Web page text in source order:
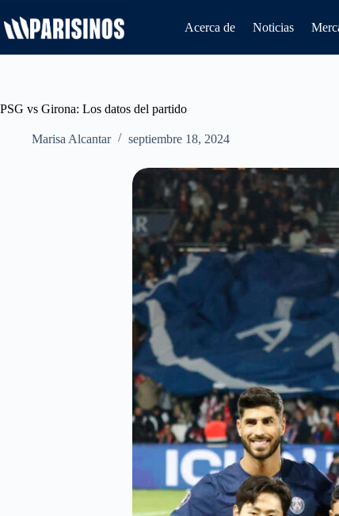
al
contenido
Acerca de Noticias
PSG vs Girona: Los datos del partido
Marisa Alcantar septiembre 18, 2024